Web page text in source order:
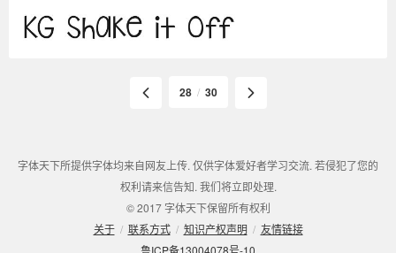
28 / 30
字体天下所提供字体均来自网友上传. 仅供字体爱好者学习交流. 若侵犯了您的
权利请来信告知. 我们将立即处理.
© 2017 字体天下保留所有权利
关于 / 联系方式 / 知识产权声明 / 友情链接
鲁ICP备13004078号-10